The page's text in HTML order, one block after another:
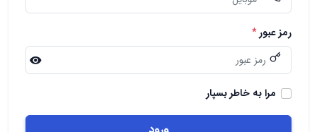
رمز عبور*
مرا به خاطر بسپار